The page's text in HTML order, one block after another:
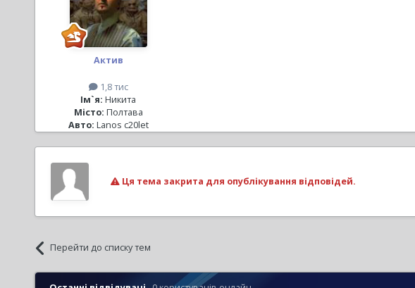
Актив
1,8 тис
Ім`я: Никита
Місто: Полтава
Авто: Lanos c20let
Ця тема закрита для опублікування відповідей.
Перейти до списку тем